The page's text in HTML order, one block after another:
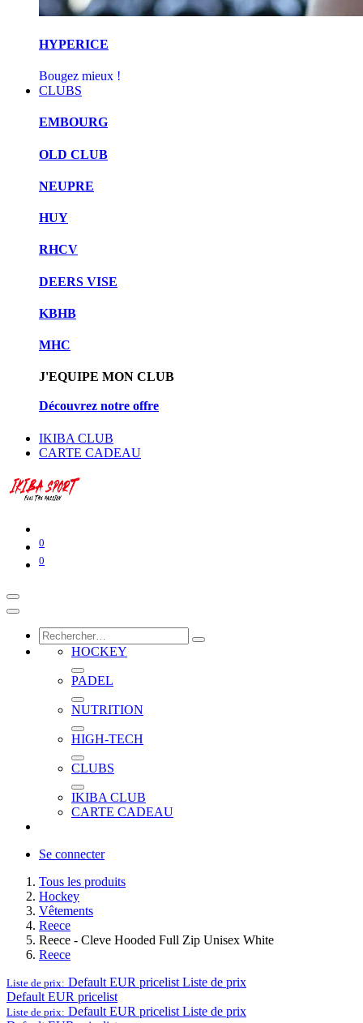
HYPERICE
Bougez mieux !
CLUBS
EMBOURG
OLD CLUB
NEUPRE
HUY
RHCV
DEERS VISE
KBHB
MHC
J'EQUIPE MON CLUB
Découvrez notre offre
IKIBA CLUB
CARTE CADEAU
0
0
HOCKEY
PADEL
NUTRITION
HIGH-TECH
CLUBS
IKIBA CLUB
CARTE CADEAU
Se connecter
Tous les produits
Hockey
Vêtements
Reece
Reece - Cleve Hooded Full Zip Unisex White
Reece
Liste de prix: Default EUR pricelist Liste de prix
Default EUR pricelist
Liste de prix: Default EUR pricelist Liste de prix